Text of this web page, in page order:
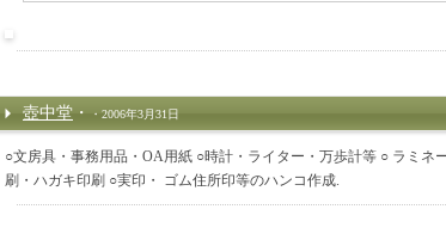
壺中堂 ・ ・2006年3月31日
○文房具・事務用品・OA用紙 ○時計・ライター・万歩計等 ○ ラミネ
刷・ハガキ印刷 ○実印・ ゴム住所印等のハンコ作成.